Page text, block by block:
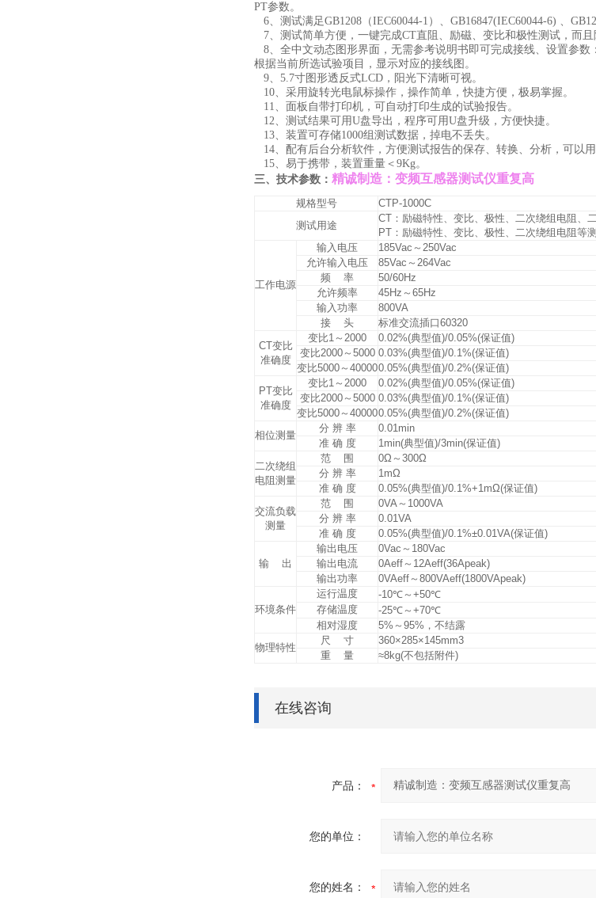
PT参数。
6、测试满足GB1208（IEC60044-1）、GB16847(IEC60044-6) 、
7、测试简单方便，一键完成CT直阻、励磁、变比和极性测试，而
8、全中文动态图形界面，无需参考说明书即可完成接线、设置参
根据当前所选试验项目，显示对应的接线图。
9、5.7寸图形透反式LCD，阳光下清晰可视。
10、采用旋转光电鼠标操作，操作简单，快捷方便，极易掌握。
11、面板自带打印机，可自动打印生成的试验报告。
12、测试结果可用U盘导出，程序可用U盘升级，方便快捷。
13、装置可存储1000组测试数据，掉电不丢失。
14、配有后台分析软件，方便测试报告的保存、转换、分析，可以
15、易于携带，装置重量＜9Kg。
三、技术参数： 精诚制造：变频互感器测试仪重复高
规格型号
CTP-1000C
测试用途
CT：励磁特性、变比、极性、二次绕组电阻、
PT：励磁特性、变比、极性、二次绕组电阻等测
工作电源
输入电压
185Vac～250Vac
允许输入电压
85Vac～264Vac
频 率
50/60Hz
允许频率
45Hz～65Hz
输入功率
800VA
接 头
标准交流插口60320
CT变比
准确度
变比1～2000
0.02%(典型值)/0.05%(保证值)
变比2000～5000 0.03%(典型值)/0.1%(保证值)
变比5000～400000.05%(典型值)/0.2%(保证值)
PT变比
准确度
变比1～2000
0.02%(典型值)/0.05%(保证值)
变比2000～5000 0.03%(典型值)/0.1%(保证值)
变比5000～400000.05%(典型值)/0.2%(保证值)
相位测量
分 辨 率
0.01min
准 确 度
1min(典型值)/3min(保证值)
二次绕组
电阻测量
范 围
0Ω～300Ω
分 辨 率
1mΩ
准 确 度
0.05%(典型值)/0.1%+1mΩ(保证值)
交流负载
测量
范 围
0VA～1000VA
分 辨 率
0.01VA
准 确 度
0.05%(典型值)/0.1%±0.01VA(保证值)
输 出
输出电压
0Vac～180Vac
输出电流
0Aeff～12Aeff(36Apeak)
输出功率
0VAeff～800VAeff(1800VApeak)
环境条件
运行温度
-10℃～+50℃
存储温度
-25℃～+70℃
相对湿度
5%～95%，不结露
物理特性
尺 寸
360×285×145mm3
重 量
≈8kg(不包括附件)
在线咨询
产品：
您的单位：
您的姓名：